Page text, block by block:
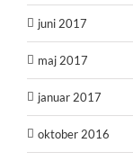
juni 2017
maj 2017
januar 2017
oktober 2016